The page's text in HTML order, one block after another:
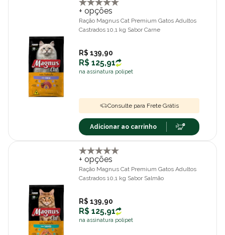
+ opções
Ração Magnus Cat Premium Gatos Adultos
Castrados 10,1 kg Sabor Carne
R$ 139,90
R$ 125,91
na assinatura polipet
Consulte para Frete Grátis
Adicionar ao carrinho
+ opções
Ração Magnus Cat Premium Gatos Adultos
Castrados 10,1 kg Sabor Salmão
R$ 139,90
R$ 125,91
na assinatura polipet